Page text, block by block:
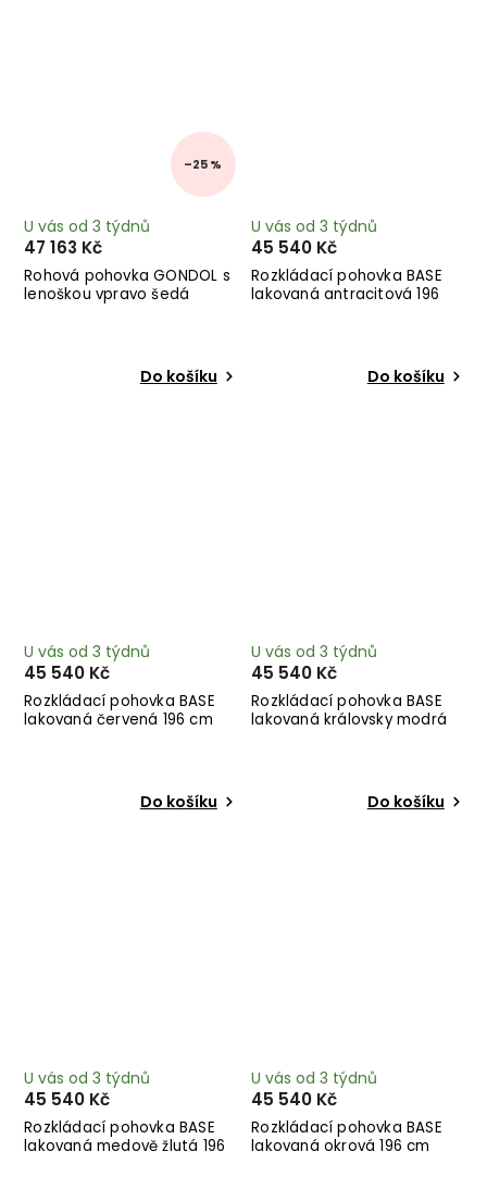
–25 %
Rohová pohovka GONDOL s
lenoškou vpravo šedá
U vás od 3 týdnů
47 163 Kč
Do košíku
Rozkládací pohovka BASE
lakovaná antracitová 196
U vás od 3 týdnů
45 540 Kč
Do košíku
Rozkládací pohovka BASE
lakovaná červená 196 cm
U vás od 3 týdnů
45 540 Kč
Do košíku
Rozkládací pohovka BASE
lakovaná královsky modrá
U vás od 3 týdnů
45 540 Kč
Do košíku
Rozkládací pohovka BASE
lakovaná medově žlutá 196
U vás od 3 týdnů
45 540 Kč
Rozkládací pohovka BASE
lakovaná okrová 196 cm
U vás od 3 týdnů
45 540 Kč